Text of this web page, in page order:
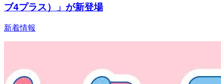
ブ4プラス）」が新登場
新着情報